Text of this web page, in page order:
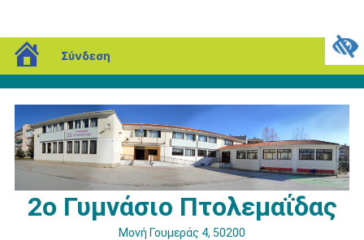
blogs.sch.gr
Σύνδεση
Μεταπηδήστε
στο
περιεχόμενο
2ο Γυμνάσιο Πτολεμαΐδας
Μονή Γουμεράς 4, 50200